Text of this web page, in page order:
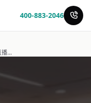
400-883-2046
会议直播案例 - 企业活动影像服务 - 菏泽活动直播拍摄摄行直播